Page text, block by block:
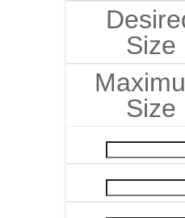
Size
Size